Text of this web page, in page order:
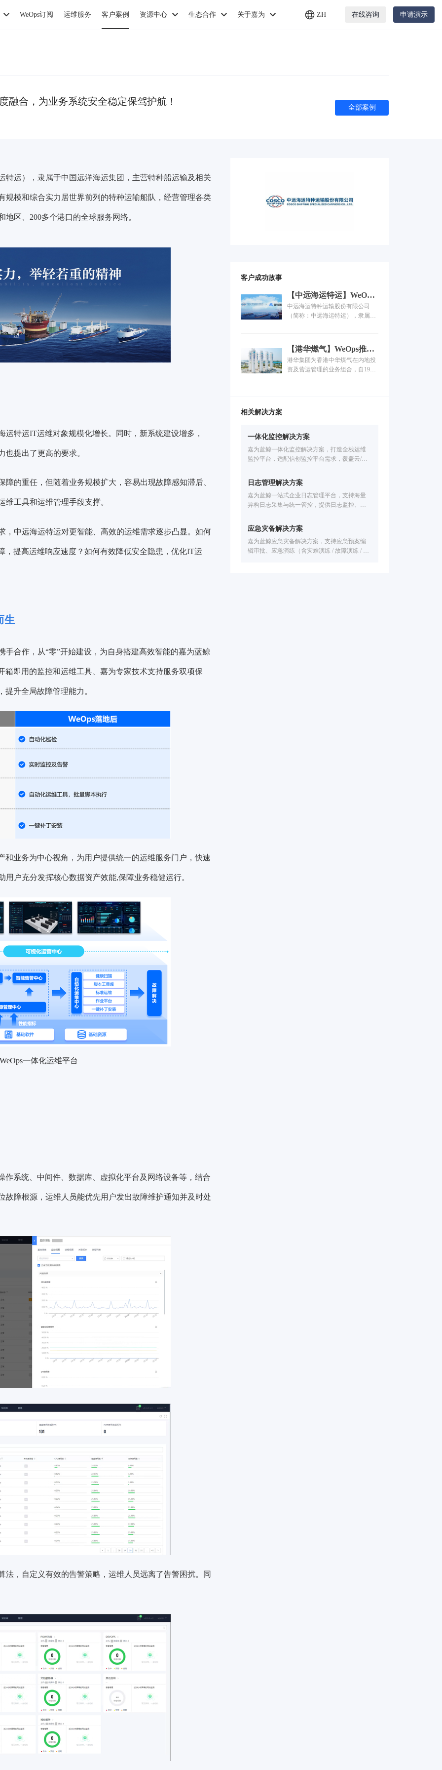
WeOps订阅 运维服务 客户案例 资源中心 生态合作 关于嘉为 ZH 在线咨询 申请演示
融合，为业务系统安全稳定保驾护航！
全部案例
特运），隶属于中国远洋海运集团，主营特种船运输及相关
规模和综合实力居世界前列的特种运输船队，经营管理各类
区、200多个港口的全球服务网络。
特运IT运维对象规模化增长。同时，新系统建设增多，
提出了更高的要求。
的重任，但随着业务规模扩大，容易出现故障感知滞后、
工具和运维管理手段支撑。
中远海运特运对更智能、高效的运维需求逐步凸显。 如何
提高运维响应速度？如何有效降低安全隐患，优化IT运
生
合作，从“零”开始建设，为自身搭建高效智能的嘉为蓝鲸
箱即用的监控和运维工具、嘉为专家技术支持服务双项保
升全局故障管理能力。
和业务为中心视角，为用户提供统一的运维服务门户，快速
户充分发挥核心数据资产效能,保障业务稳健运行。
一体化运维平台
系统、中间件、数据库、虚拟化平台及网络设备等，结合
故障根源，运维人员能优先用户发出故障维护通知并及时处
，自定义有效的告警策略，运维人员远离了告警困扰。同
客户成功故事
【中远海运特运】WeOps
产品与服务深度融合，为
业务系统安全稳定保驾护
中远海运特种运输股份有限公司
（简称：中远海运特运），隶属于
流的特种船队。目前拥有规模和综
合实力居世界前列的特种运输船
队，经营管理各类型船舶100多艘
300多万载重吨。覆盖近百个国家
【港华燃气】WeOps推动
运维效能提升，托举业务
智慧运行！
港华集团为香港中华煤气在内地投
资及营运管理的业务组合，自1994
相关解决方案
一体化监控解决方案
嘉为蓝鲸一体化监控解决方案，打造全栈运维
监控平台，适配信创监控平台需求，覆盖云/容
术适配难、工具联动弱、故障定位慢等问题，
提供智能化告警处置、故障自愈、全生命周期
告警管理，已服务中信建投、广州公交、福田
汽车等企业，助力提升运维效率，保障业务稳
日志管理解决方案
嘉为蓝鲸一站式企业日志管理平台，支持海量
异构日志采集与统一管控，提供日志监控、日
智能故障定位、安全审计、业务链路追踪，已
服务公交、金融、医疗、制造等行业，助力企
业提速排障效率。
应急灾备解决方案
嘉为蓝鲸应急灾备解决方案，支持应急预案编
辑审批、应急演练（含灾难演练 / 故障演练 / 应